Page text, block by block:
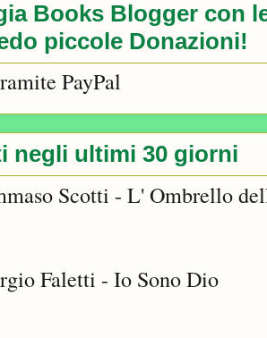
Books Blogger con
piccole Donazioni!
PayPal
negli ultimi 30 giorni
Scotti - L' Ombrello
Faletti - Io Sono Dio